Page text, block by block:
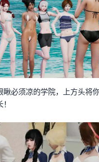
瞅必须凉的学院，上方头将